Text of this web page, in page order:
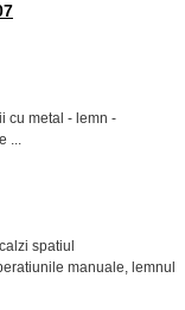
cu metal - lemn -
...
spatiul
manuale, lemnul